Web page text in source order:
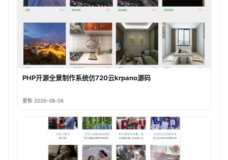
PHP开源全景制作系统仿720云krpano源码
更新 2026-08-06